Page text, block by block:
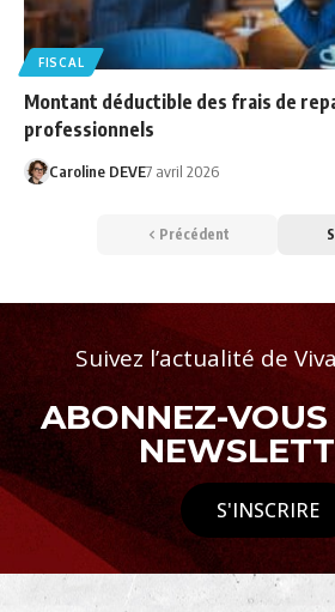
FISCAL
Montant déductible des frais de
professionnels
Caroline DEVE7 avril 2026
Précédent
Suivez l’actualité de
ABONNEZ-
S'INSCRIRE